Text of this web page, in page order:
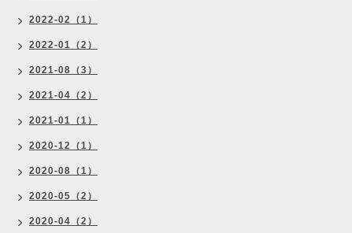
2022-02（1）
2022-01（2）
2021-08（3）
2021-04（2）
2021-01（1）
2020-12（1）
2020-08（1）
2020-05（2）
2020-04（2）